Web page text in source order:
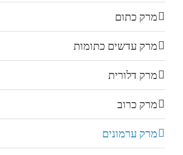
מרק כתום
מרק עדשים כתומות
מרק דלורית
מרק כרוב
מרק ערמונים